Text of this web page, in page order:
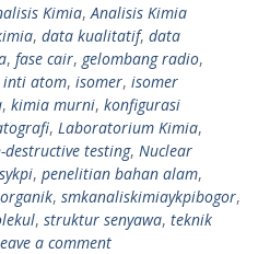
Kimia, Analisis Kimia
, data kualitatif, data
, fase cair, gelombang radio,
inti atom, isomer, isomer
, kimia murni, konfigurasi
, Laboratorium Kimia,
destructive testing, Nuclear
, penelitian bahan alam,
, smkanaliskimiaykpibogor,
, struktur senyawa, teknik
a comment